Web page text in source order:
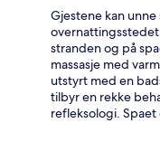
Gjestene kan
overnattingsstedet
stranden og på
massasje med
utstyrt med en
tilbyr en rekke
refleksologi.